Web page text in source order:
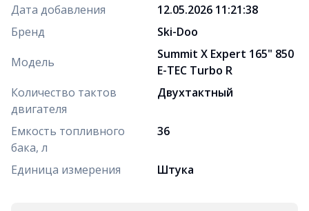
Дата добавления
12.05.2026 11:21:38
Бренд
Ski-Doo
Модель
Summit X Expert 165" 850
E-TEC Turbo R
Количество тактов
двигателя
Двухтактный
Емкость топливного
бака, л
36
Единица измерения Штука